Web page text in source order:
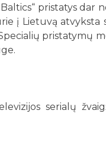
pristatys
į Lietuvą
pristatymų
serialų